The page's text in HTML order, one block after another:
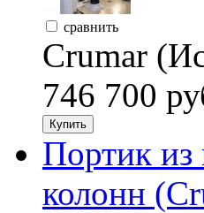
сравнить
Crumar
746 700
Купить
Портик
колонн